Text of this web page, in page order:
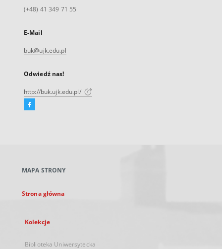
(+48) 41 349 71 55
E-Mail
buk@ujk.edu.pl
Odwiedź nas!
http://buk.ujk.edu.pl/
Facebook
karcie
MAPA STRONY
Strona główna
Kolekcje
Biblioteka Uniwersytecka